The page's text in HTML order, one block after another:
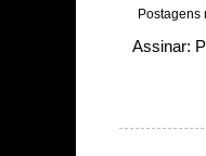
Postagens
Assinar: